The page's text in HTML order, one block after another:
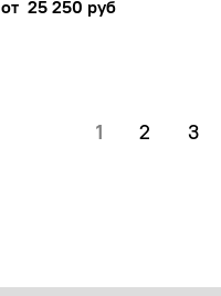
от 25 250 руб
1 2 3